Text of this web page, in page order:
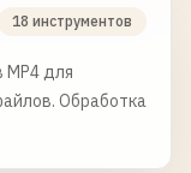
18 инструментов
MP4 для
Обработка